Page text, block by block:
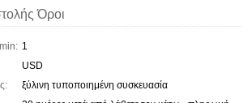
Όροι
1
USD
ξύλινη τυποποιημένη συσκευασία